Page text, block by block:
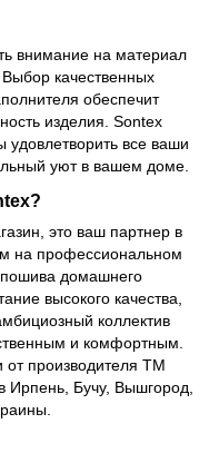
внимание на материал
качественных
обеспечит
изделия. Sontex
удовлетворить все ваши
уют в вашем доме.
это ваш партнер в
на профессиональном
домашнего
высокого качества,
коллектив
и комфортным.
от производителя ТМ
​​Ирпень, Бучу, Вышгород,